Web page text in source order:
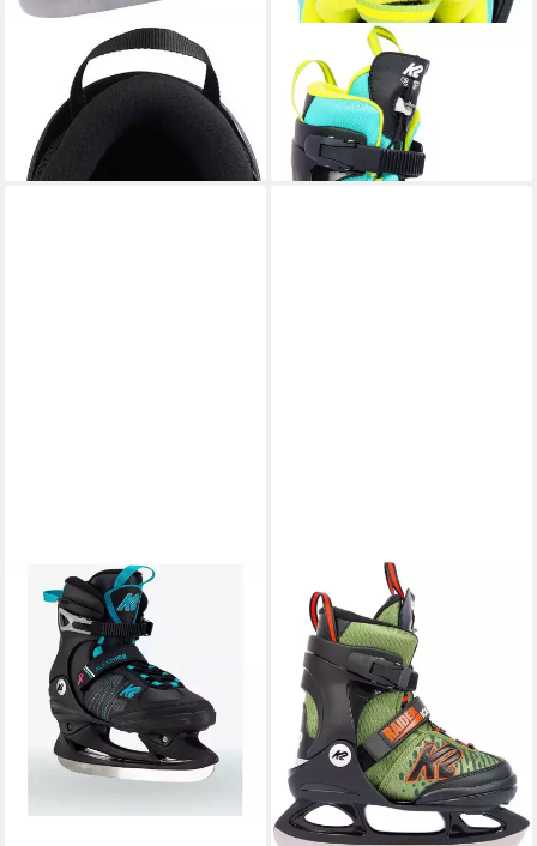
Schlittschuhe F.I.T. ICE PRO
black_blue BLACK_BLUE
123,50 €
lieferbar - in 5-6 Werktagen bei dir
Schlittschuhe
ab 100,19 €
leider ausverkauft
Schlittschuhe ALEXIS ICE FB
79,95 € UVP109,95 €
-27%
lieferbar - in 2-3 Werktagen bei dir